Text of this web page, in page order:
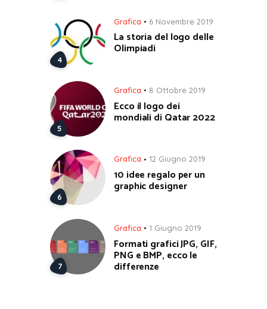
Grafica 6 Novembre 2019
La storia del logo delle
Olimpiadi
Grafica 8 Ottobre 2019
Ecco il logo dei
mondiali di Qatar 2022
Grafica 12 Giugno 2019
10 idee regalo per un
graphic designer
Grafica 1 Giugno 2019
Formati grafici JPG, GIF,
PNG e BMP, ecco le
differenze